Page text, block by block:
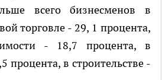
всего бизнесменов в
торговле - 29, 1 процента,
- 18,7 процента, в
процента, в строительстве -